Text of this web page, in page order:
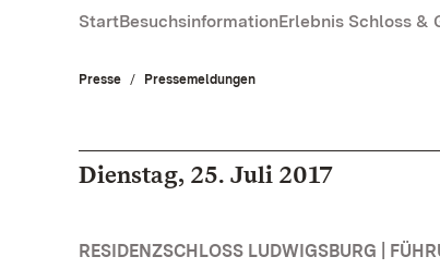
StartBesuchsinformationErlebnis Schloss &
Presse Pressemeldungen
Dienstag, 25. Juli 2017
RESIDENZSCHLOSS LUDWIGSBURG |